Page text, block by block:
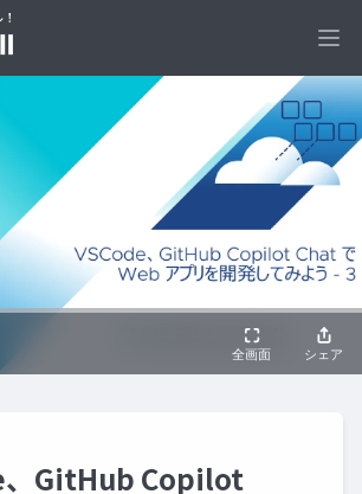
、GitHub Copilot